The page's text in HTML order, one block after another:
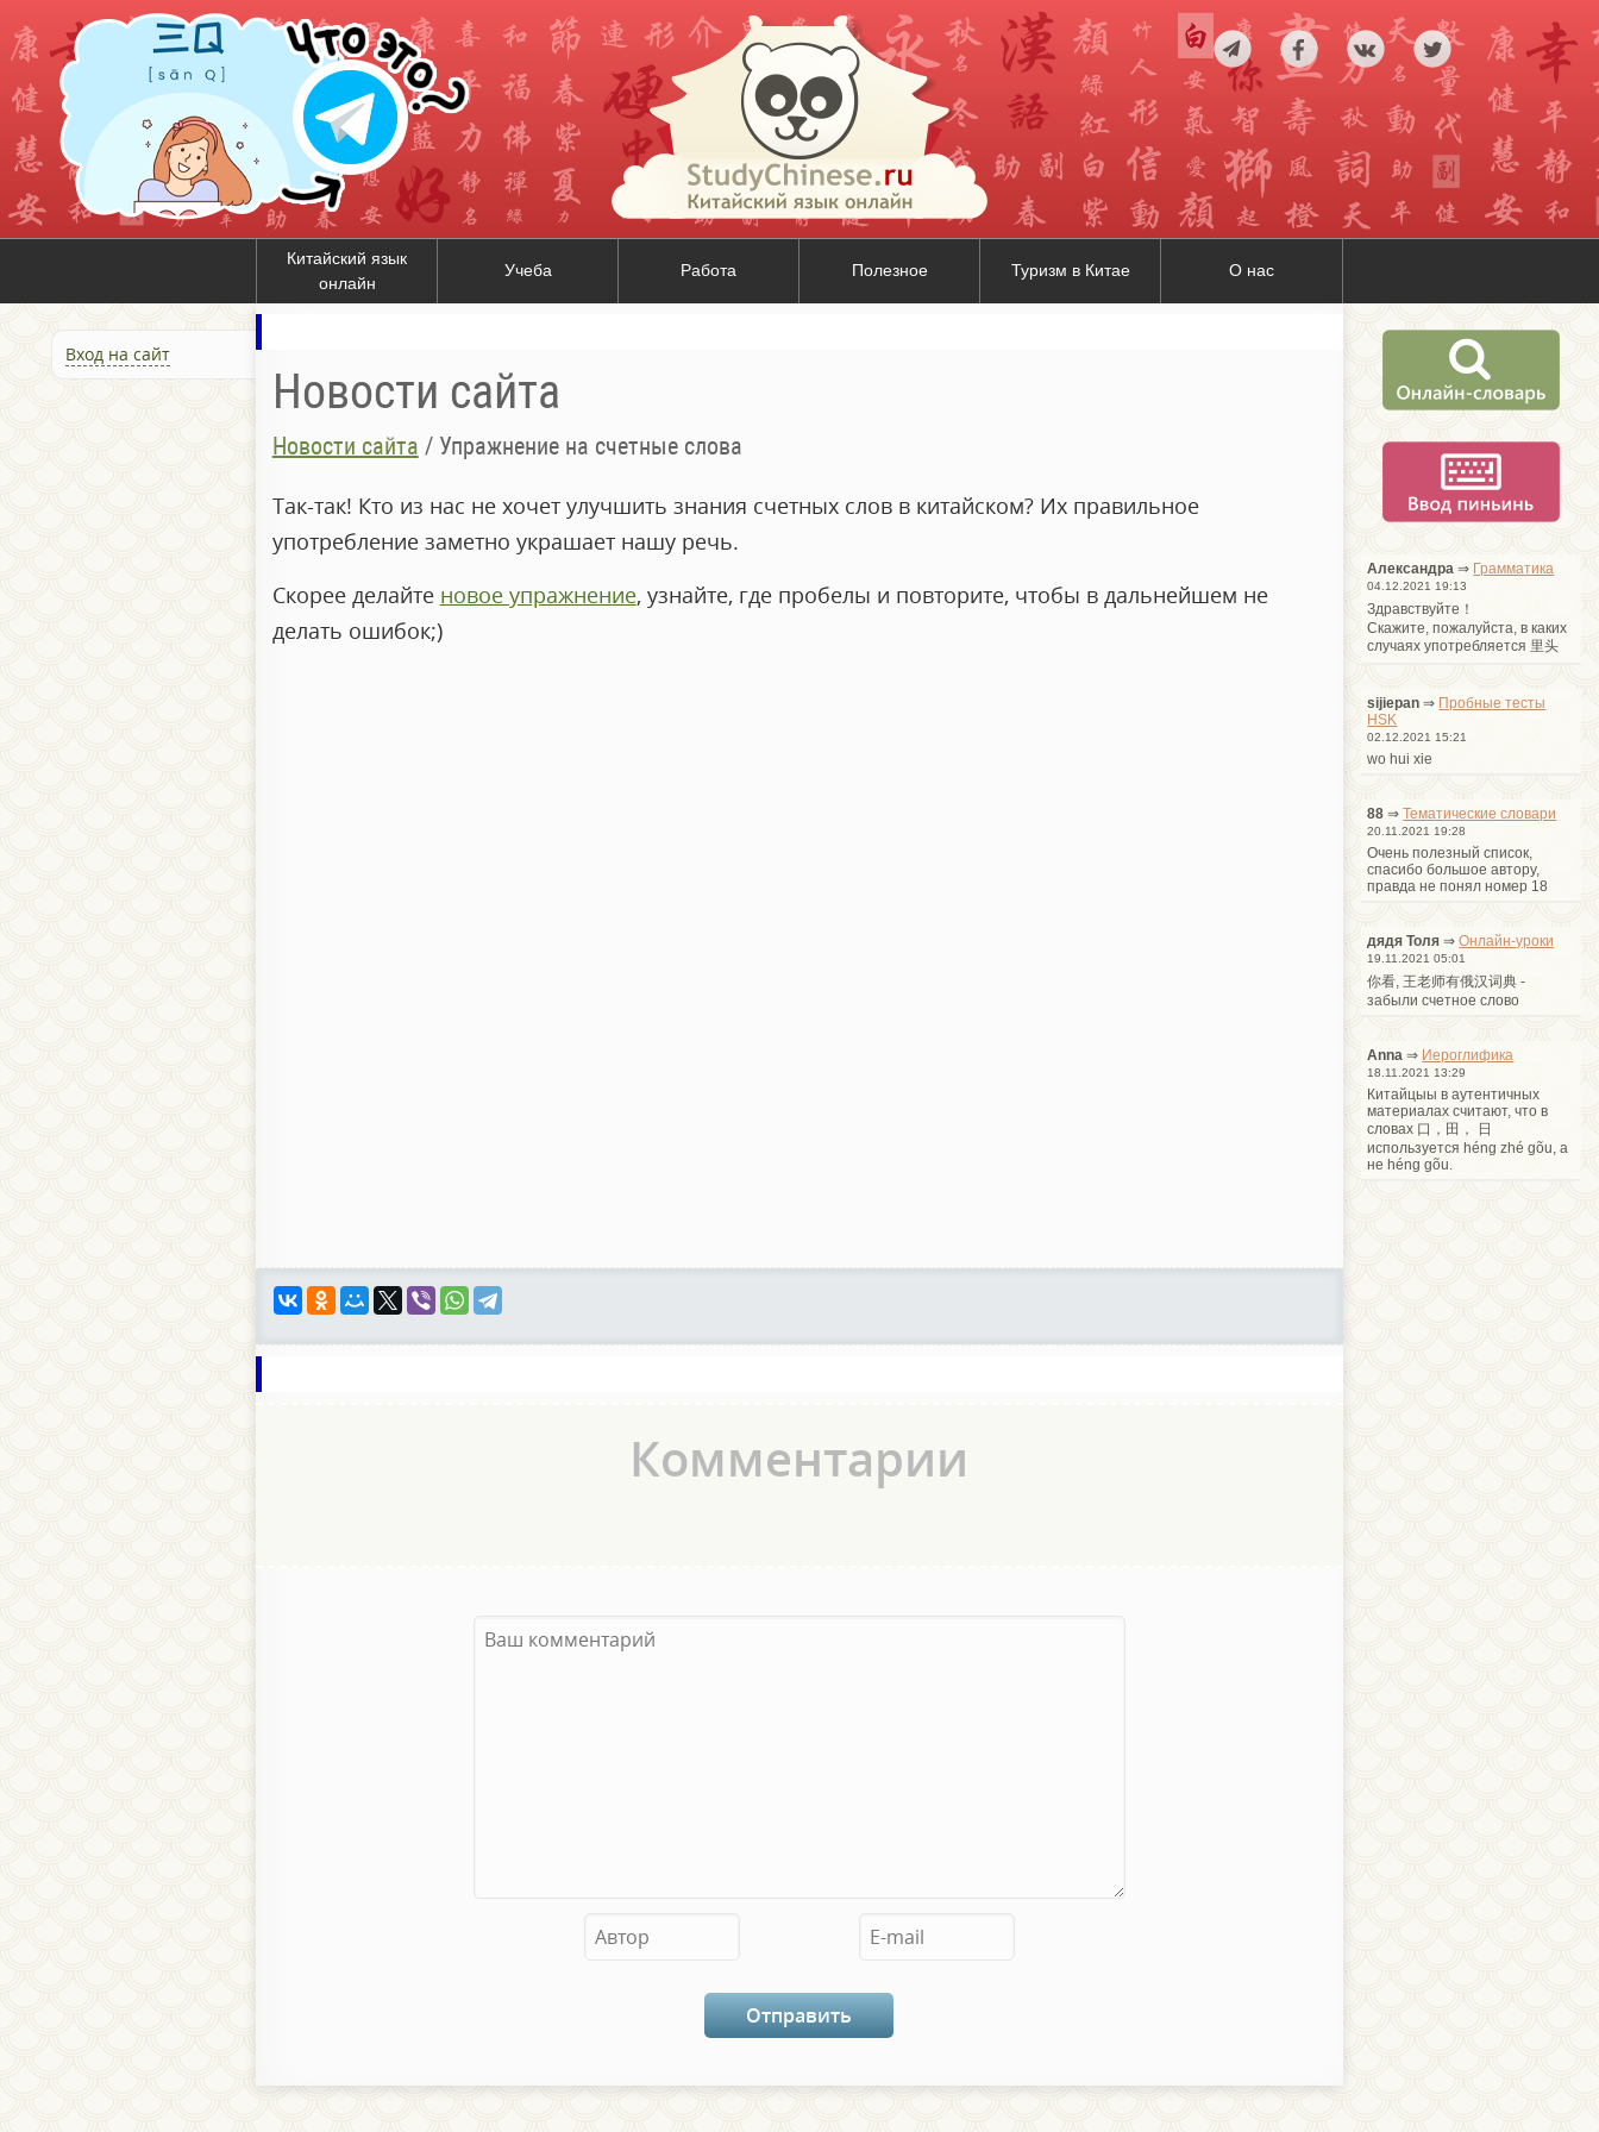
Китайский язык
онлайн
Учеба Работа Полезное Туризм в Китае О нас
Вход на сайт
Новости сайта
Новости сайта / Упражнение на счетные слова
Так-так! Кто из нас не хочет улучшить знания счетных слов в китайском? Их правильное
употребление заметно украшает нашу речь.
Скорее делайте новое упражнение, узнайте, где пробелы и повторите, чтобы в дальнейшем не
делать ошибок;)
Комментарии
Александра ⇒ Грамматика
04.12.2021 19:13
Здравствуйте！
Cкажите, пожалуйста, в каких
случаях употребляется 里头
sijiepan ⇒ Пробные тесты
HSK
02.12.2021 15:21
wo hui xie
88 ⇒Тематические словари
20.11.2021 19:28
Очень полезный список,
спасибо большое автору,
правда не понял номер 18
дядя Толя ⇒Онлайн-уроки
19.11.2021 05:01
你看, 王老师有俄汉词典 -
забыли счетное слово
Anna ⇒ Иероглифика
18.11.2021 13:29
Китайцыы в аутентичных
материалах считают, что в
словах 口，田， 日
используется héng zhé gõu, а
не héng gõu.